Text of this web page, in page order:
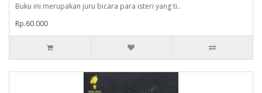
Buku ini merupakan juru bicara para isteri yang ti..
Rp.60.000